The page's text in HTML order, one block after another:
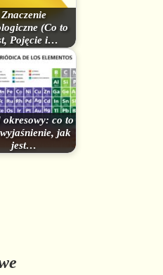
Znaczenie
(Co to
Pojęcie i…
okresowy: co to
jak
jest…